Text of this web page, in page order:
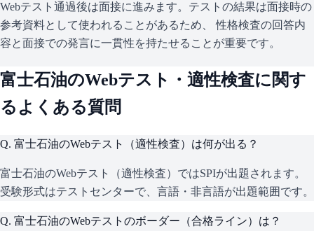
Webテスト通過後は面接に進みます。テストの結果は面接時の
参考資料として使われることがあるため、 性格検査の回答内
容と面接での発言に一貫性を持たせることが重要です。
富士石油のWebテスト・適性検査に関す
るよくある質問
Q. 富士石油のWebテスト（適性検査）は何が出る？
富士石油のWebテスト（適性検査）ではSPIが出題されます。
受験形式はテストセンターで、言語・非言語が出題範囲です。
Q. 富士石油のWebテストのボーダー（合格ライン）は？